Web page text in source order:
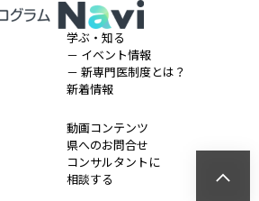
学ぶ・知る
－ イベント情報
－ 新専門医制度とは？
新着情報
動画コンテンツ
県へのお問合せ
コンサルタントに
相談する